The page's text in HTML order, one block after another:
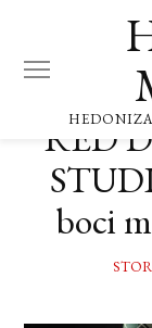
RED
boci